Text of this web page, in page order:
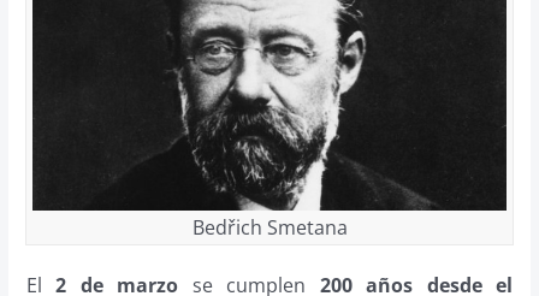
Bedřich Smetana
El2 de marzo se cumplen 200 años desde el